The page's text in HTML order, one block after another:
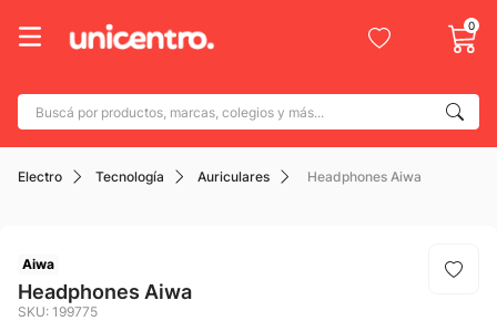
0
Buscá por productos, marcas, colegios y más...
Electro Tecnología Auriculares Headphones Aiwa
Aiwa
Headphones Aiwa
SKU: 199775
Términos más buscados
1. adidas
3
4. botin